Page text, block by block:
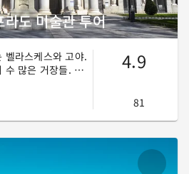
도 미술관 투어
벨라스케스와 고야.
많은 거장들. 세
년 전 이야기를 경
4.9
81